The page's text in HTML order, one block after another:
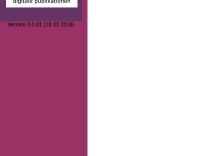
Version 3.0.01 (18.03.2018)